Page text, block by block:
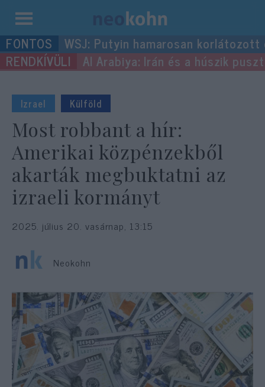
Kilépés
a
tartalomba
WSJ: Putyin hamarosan
Al Arabiya: Irán és a húszik
Izrael Külföld
Most robbant a hír:
Amerikai közpénzekből
akarták megbuktatni az
izraeli kormányt
2025. július 20. vasárnap, 13:15
Neokohn